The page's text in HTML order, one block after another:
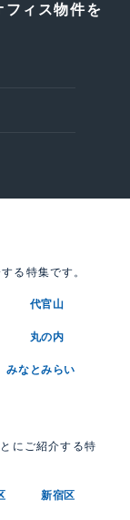
フィス物件を
る特集です。
代官山
丸の内
みなとみらい
にご紹介する特
新宿区